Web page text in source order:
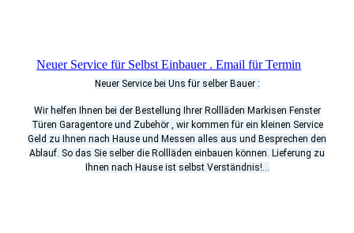
Neuer Service für Selbst Einbauer . Email für Termin
Neuer Service bei Uns für selber Bauer :
Wir helfen Ihnen bei der Bestellung Ihrer Rollläden Markisen Fenster
Türen Garagentore und Zubehör , wir kommen für ein kleinen Service
Geld zu Ihnen nach Hause und Messen alles aus und Besprechen den
Ablauf. So das Sie selber die Rollläden einbauen können. Lieferung zu
Ihnen nach Hause ist selbst Verständnis!...